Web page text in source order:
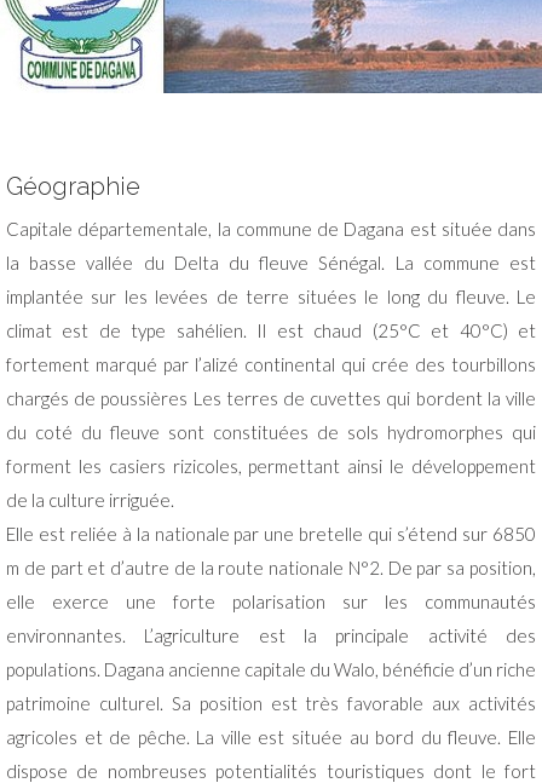
Géographie
Capitale départementale, la commune de Dagana est située dans
la basse vallée du Delta du fleuve Sénégal. La commune est
implantée sur les levées de terre situées le long du fleuve. Le
climat est de type sahélien. Il est chaud (25°C et 40°C) et
fortement marqué par l’alizé continental qui crée des tourbillons
chargés de poussières Les terres de cuvettes qui bordent la ville
du coté du fleuve sont constituées de sols hydromorphes qui
forment les casiers rizicoles, permettant ainsi le développement
de la culture irriguée.
Elle est reliée à la nationale par une bretelle qui s’étend sur 6850
m de part et d’autre de la route nationale N°2. De par sa position,
elle exerce une forte polarisation sur les communautés
environnantes. L’agriculture est la principale activité des
populations. Dagana ancienne capitale du Walo, bénéficie d’un riche
patrimoine culturel. Sa position est très favorable aux activités
agricoles et de pêche. La ville est située au bord du fleuve. Elle
dispose de nombreuses potentialités touristiques dont le fort